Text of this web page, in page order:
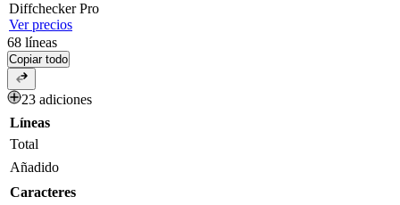
DiffcheckerPro
Ver precios
68 líneas
Copiar todo
23 adiciones
Líneas
Total
Añadido
Caracteres